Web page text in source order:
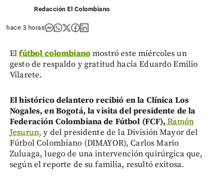
Redacción El Colombiano
hace 3 horas
Elfútbol colombianomostró este miércoles un
gesto de respaldo y gratitud hacia Eduardo Emilio
Vilarete.
El histórico delantero recibió en la Clínica Los
Nogales, en Bogotá, la visita del presidente de la
Federación Colombiana de Fútbol (FCF), Ramón
Jesurun, y del presidente de la División Mayor del
Fútbol Colombiano (DIMAYOR), Carlos Mario
Zuluaga, luego de una intervención quirúrgica que,
según el reporte de su familia, resultó exitosa.